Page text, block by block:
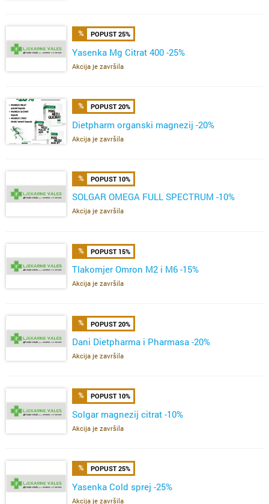
POPUST 25%
Yasenka Mg Citrat 400 -25%
Akcija je završila
POPUST 20%
Dietpharm organski magnezij -20%
Akcija je završila
POPUST 10%
SOLGAR OMEGA FULL SPECTRUM -10%
Akcija je završila
POPUST 15%
Tlakomjer Omron M2 i M6 -15%
Akcija je završila
POPUST 20%
Dani Dietpharma i Pharmasa -20%
Akcija je završila
POPUST 10%
Solgar magnezij citrat -10%
Akcija je završila
POPUST 25%
Yasenka Cold sprej -25%
Akcija je završila